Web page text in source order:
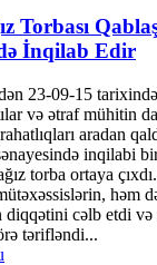
Torbası
İnqilab Edir
23-09-15 tarixində
və ətraf mühitin
aradan
inqilabi
torba ortaya
həm
diqqətini cəlb etdi
tərifləndi...